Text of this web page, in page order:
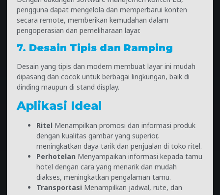
pengguna dapat mengelola dan memperbarui konten
secara remote, memberikan kemudahan dalam
pengoperasian dan pemeliharaan layar.
7. Desain Tipis dan Ramping
Desain yang tipis dan modern membuat layar ini mudah
dipasang dan cocok untuk berbagai lingkungan, baik di
dinding maupun di stand display.
Aplikasi Ideal
Ritel Menampilkan promosi dan informasi produk
dengan kualitas gambar yang superior,
meningkatkan daya tarik dan penjualan di toko ritel.
Perhotelan Menyampaikan informasi kepada tamu
hotel dengan cara yang menarik dan mudah
diakses, meningkatkan pengalaman tamu.
Transportasi Menampilkan jadwal, rute, dan